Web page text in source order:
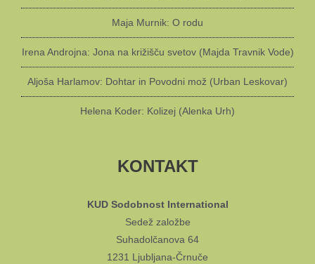
Maja Murnik: O rodu
Irena Androjna: Jona na križišču svetov (Majda Travnik Vode)
Aljoša Harlamov: Dohtar in Povodni mož (Urban Leskovar)
Helena Koder: Kolizej (Alenka Urh)
KONTAKT
KUD Sodobnost International
Sedež založbe
Suhadolčanova 64
1231 Ljubljana-Črnuče